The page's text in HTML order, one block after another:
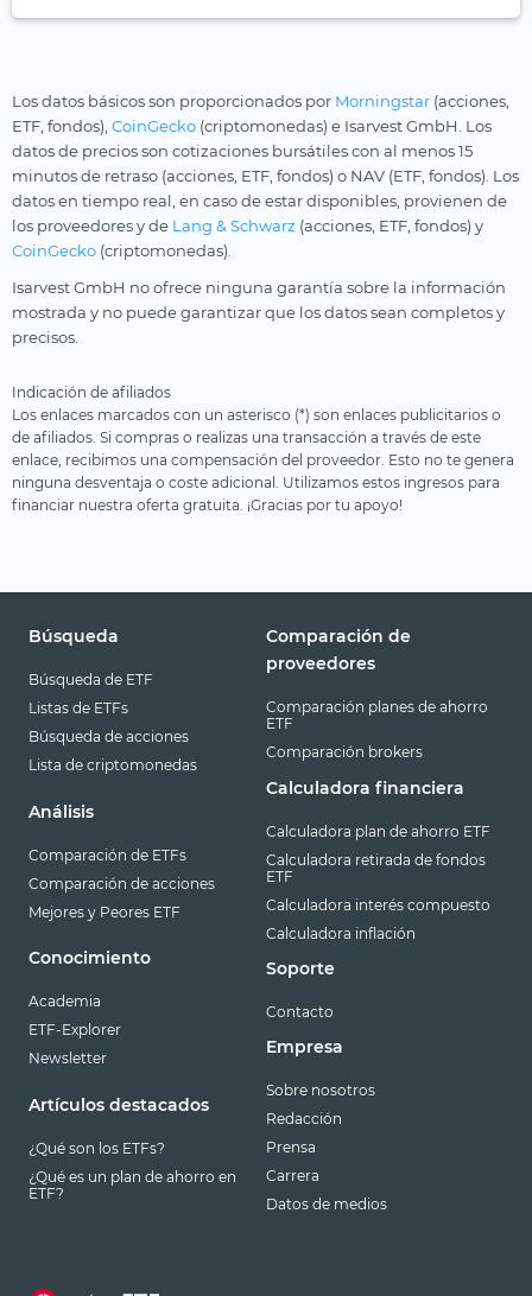
Los datos básicos son proporcionados por Morningstar (acciones,
ETF, fondos), CoinGecko (criptomonedas) e Isarvest GmbH. Los
datos de precios son cotizaciones bursátiles con al menos 15
minutos de retraso (acciones, ETF, fondos) o NAV (ETF, fondos). Los
datos en tiempo real, en caso de estar disponibles, provienen de
los proveedores y de Lang & Schwarz (acciones, ETF, fondos) y
CoinGecko (criptomonedas).
Isarvest GmbH no ofrece ninguna garantía sobre la información
mostrada y no puede garantizar que los datos sean completos y
precisos.
Indicación de afiliados
Los enlaces marcados con un asterisco (*) son enlaces publicitarios o
de afiliados. Si compras o realizas una transacción a través de este
enlace, recibimos una compensación del proveedor. Esto no te genera
ninguna desventaja o coste adicional. Utilizamos estos ingresos para
financiar nuestra oferta gratuita. ¡Gracias por tu apoyo!
Búsqueda
Búsqueda de ETF
Listas de ETFs
Búsqueda de acciones
Lista de criptomonedas
Análisis
Comparación de ETFs
Comparación de acciones
Mejores y Peores ETF
Conocimiento
Academia
ETF-Explorer
Newsletter
Artículos destacados
¿Qué son los ETFs?
¿Qué es un plan de ahorro en
ETF?
Comparación de
proveedores
Comparación planes de ahorro
ETF
Comparación brokers
Calculadora financiera
Calculadora plan de ahorro ETF
Calculadora retirada de fondos
ETF
Calculadora interés compuesto
Calculadora inflación
Soporte
Contacto
Empresa
Sobre nosotros
Redacción
Prensa
Carrera
Datos de medios